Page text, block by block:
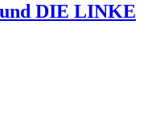
DIE LINKE